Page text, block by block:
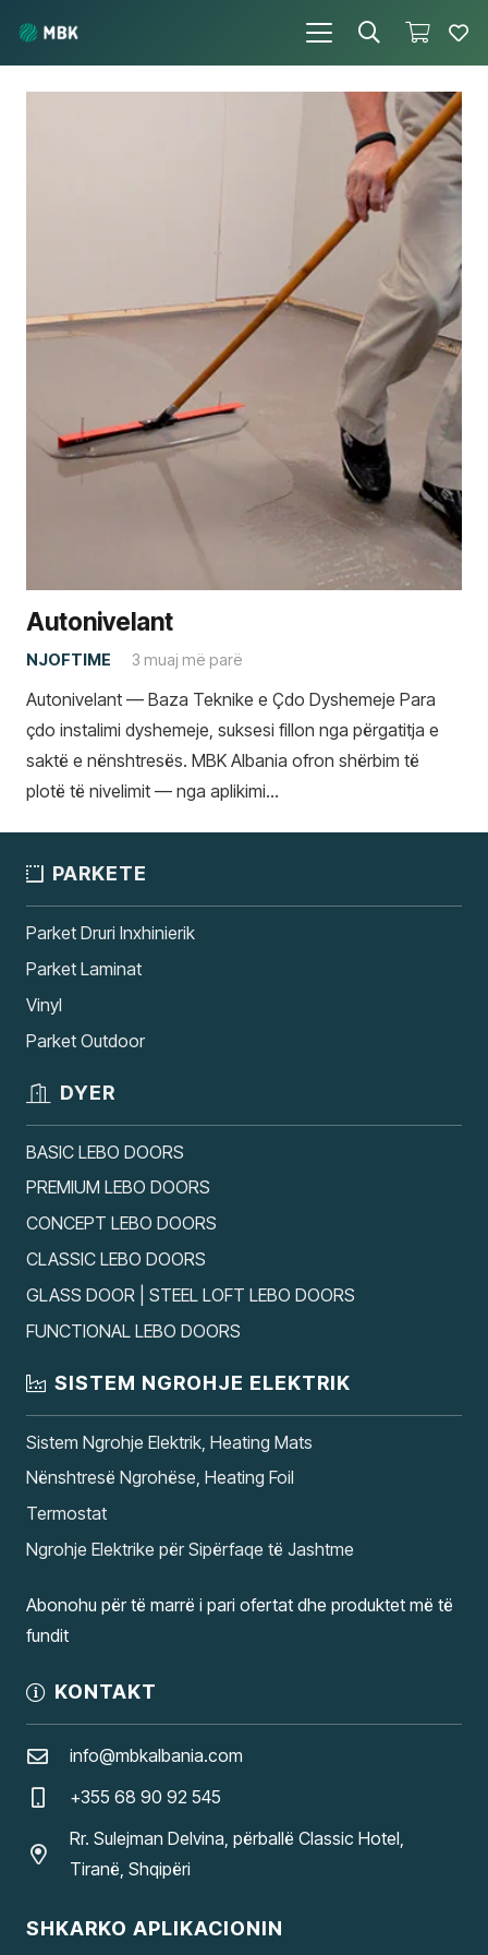
Autonivelant
NJOFTIME 3 muaj më parë
Autonivelant — Baza Teknike e Çdo Dyshemeje Para
çdo instalimi dyshemeje, suksesi fillon nga përgatitja e
saktë e nënshtresës. MBK Albania ofron shërbim të
plotë të nivelimit — nga aplikimi…
PARKETE
Parket Druri Inxhinierik
Parket Laminat
Vinyl
Parket Outdoor
DYER
BASIC LEBO DOORS
PREMIUM LEBO DOORS
CONCEPT LEBO DOORS
CLASSIC LEBO DOORS
GLASS DOOR | STEEL LOFT LEBO DOORS
FUNCTIONAL LEBO DOORS
SISTEM NGROHJE ELEKTRIK
Sistem Ngrohje Elektrik, Heating Mats
Nënshtresë Ngrohëse, Heating Foil
Termostat
Ngrohje Elektrike për Sipërfaqe të Jashtme
Abonohu për të marrë i pari ofertat dhe produktet më të
fundit
KONTAKT
info@mbkalbania.com
+355 68 90 92 545
Rr. Sulejman Delvina, përballë Classic Hotel,
Tiranë, Shqipëri
SHKARKO APLIKACIONIN